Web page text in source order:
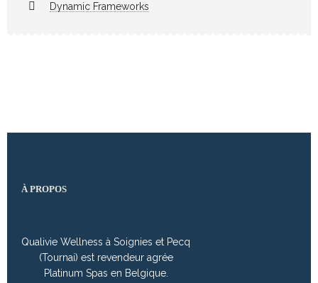
Dynamic Frameworks
À PROPOS
Qualivie Wellness à Soignies et Pecq
(Tournai) est revendeur agrée
Platinum Spas en Belgique.